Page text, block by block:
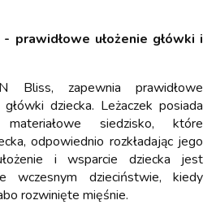
- prawidłowe ułożenie główki i
Bliss, zapewnia prawidłowe
dziecka. Leżaczek posiada
siedzisko, które
odpowiednio rozkładając jego
i wsparcie dziecka jest
wczesnym dzieciństwie, kiedy
rozwinięte mięśnie.